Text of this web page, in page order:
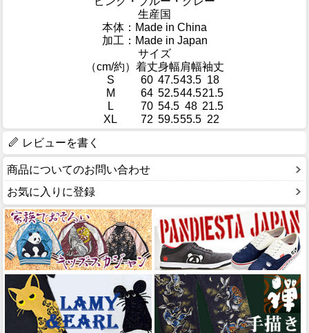
生産国
本体：Made in China
加工：Made in Japan
サイズ
（cm/約） 着丈身幅肩幅袖丈
S
60 47.543.5 18
M
64 52.544.521.5
L
70 54.5 48 21.5
XL
72 59.555.5 22
レビューを書く
商品についてのお問い合わせ
お気に入りに登録